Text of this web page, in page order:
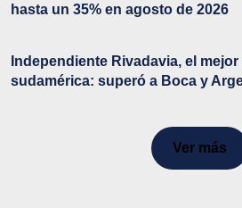
hasta un 35% en agosto de 2026
Independiente Rivadavia, el
sudamérica: superó a Boca y
Ver más